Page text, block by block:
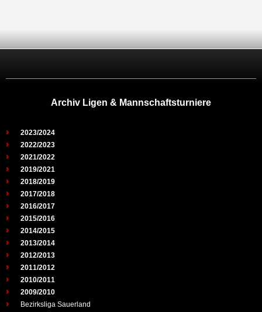
Archiv Ligen & Mannschaftsturniere
2023/2024
2022/2023
2021/2022
2019/2021
2018/2019
2017/2018
2016/2017
2015/2016
2014/2015
2013/2014
2012/2013
2011/2012
2010/2011
2009/2010
Bezirksliga Sauerland